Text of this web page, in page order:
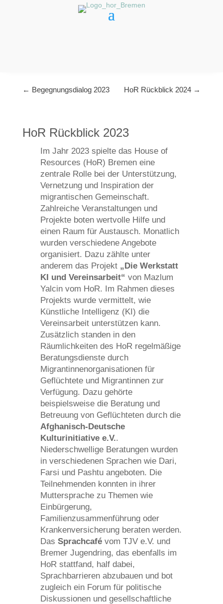
← Begegnungsdialog 2023 HoR Rückblick 2024 →
HoR Rückblick 2023
Im Jahr 2023 spielte das House of
Resources (HoR) Bremen eine
zentrale Rolle bei der Unterstützung,
Vernetzung und Inspiration der
migrantischen Gemeinschaft.
Zahlreiche Veranstaltungen und
Projekte boten wertvolle Hilfe und
einen Raum für Austausch. Monatlich
wurden verschiedene Angebote
organisiert. Dazu zählte unter
anderem das Projekt „Die Werkstatt
KI und Vereinsarbeit“ von Mazlum
Yalcin vom HoR. Im Rahmen dieses
Projekts wurde vermittelt, wie
Künstliche Intelligenz (KI) die
Vereinsarbeit unterstützen kann.
Zusätzlich standen in den
Räumlichkeiten des HoR regelmäßige
Beratungsdienste durch
Migrantinnenorganisationen für
Geflüchtete und Migrantinnen zur
Verfügung. Dazu gehörte
beispielsweise die Beratung und
Betreuung von Geflüchteten durch die
Afghanisch-Deutsche
Kulturinitiative e.V..
Niederschwellige Beratungen wurden
in verschiedenen Sprachen wie Dari,
Farsi und Pashtu angeboten. Die
Teilnehmenden konnten in ihrer
Muttersprache zu Themen wie
Einbürgerung,
Familienzusammenführung oder
Krankenversicherung beraten werden.
Das Sprachcafévom TJV e.V. und
Bremer Jugendring, das ebenfalls im
HoR stattfand, half dabei,
Sprachbarrieren abzubauen und bot
zugleich ein Forum für politische
Diskussionen und gesellschaftliche